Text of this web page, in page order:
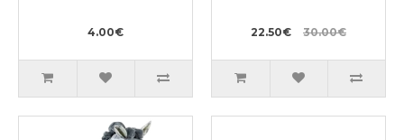
4.00€ 22.50€ 30.00€